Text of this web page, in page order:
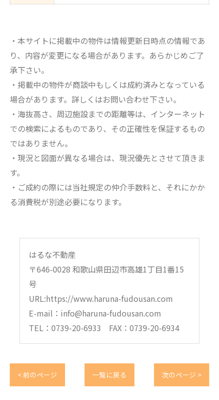
・本サイトに掲載中の物件は情報更新日時点の情報であ
り、内容が変更になる場合があります。あらかじめご了
承下さい。
・掲載中の物件が商談中もしくは成約済みとなっている
場合があります。詳しくはお問い合わせ下さい。
・海抜高さ、周辺施設までの距離等は、インターネット
での検索によるものであり、その正確性を保証するもの
ではありません。
・現況と図面が異なる場合は、現況優先とさせて頂きま
す。
・ご成約の際には当社規定の仲介手数料と、それにかか
る消費税が別途必要になります。
はるな不動産
〒646-0028 和歌山県田辺市高雄1丁目1番15
号
URL:https://www.haruna-fudousan.com
E-mail：info@haruna-fudousan.com
TEL：0739-20-6933 FAX：0739-20-6934
< 前のページ 一覧に戻る 次のページ >